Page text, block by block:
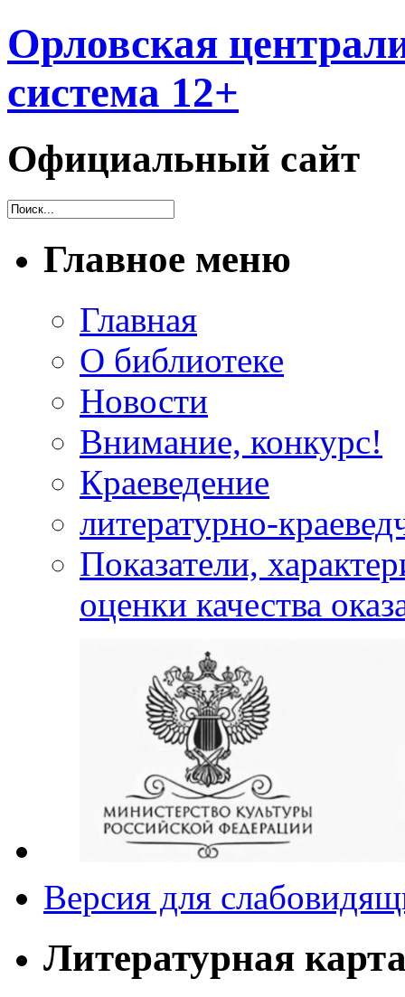
Орловская
система 12+
Официальный сайт
Главное меню
Главная
О библиотеке
Новости
Внимание, конкурс!
Краеведение
литературно-
Показатели,
оценки качества
Версия для
Литературная